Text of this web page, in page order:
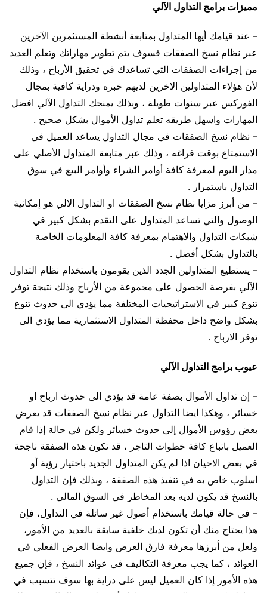
مميزات برامج التداول الآلي
– عند قيامك أيها المتداول بمتابعة أنشطة المستثمرين الآخرين
عبر نظام نسخ الصفقات فسوف يتم تطوير مهاراتك وتعلم العديد
من إجراءات الصفقات التي تساعدك في تحقيق الأرباح ، وذلك
لأن هؤلاء المتداولين الاخرين لديهم خبره ودراية كافية بمجال
الفوركس عبر سنوات طويلة ، وبذلك يمنحك التداول الآلي افضل
المهارات واسهل طريقه تعلم تداول الأموال بشكل صحيح .
– نظام نسخ الصفقات في مجال التداول يساعد العميل في
الاستمتاع بوقت فراغه ، وذلك عبر متابعة المتداول الأصلي على
مدار اليوم لمعرفة كافة أوامر الشراء وأوامر البيع في سوق
التداول باستمرار .
– من أبرز مزايا نظام نسخ الصفقات او التداول الالي هو إمكانية
الوصول والتي تساعد المتداول على التقدم بشكل كبير في
شبكات التداول والاهتمام بمعرفة كافة المعلومات الخاصة
بالتداول بشكل أفضل .
– يستطيع المتداولين الجدد الذين يقومون باستخدام نظام التداول
الآلي بفرصة الحصول على مجموعة من الأرباح وذلك نتيجة توفر
تنوع كبير في الاستراتيجيات المختلفة مما يؤدي الى حدوث تنوع
بشكل واضح داخل محفظة المتداول الاستثمارية مما يؤدي الى
توفر الارباح .
عيوب برامج التداول الآلي
– إن تداول الأموال بصفة عامة قد يؤدي الى حدوث ارباح او
خسائر ، وهكذا ايضا التداول عبر نظام نسخ الصفقات قد يعرض
بعض رؤوس الأموال إلى حدوث خسائر ولكن في حالة إذا قام
العميل باتباع كافة خطوات التاجر ، قد تكون هذه الصفقة ناجحة
في بعض الاحيان اذا لم يكن المتداول الجديد باختيار رؤية أو
اسلوب خاص به في تنفيذ هذه الصفقة ، وبذلك فإن التداول
بالنسخ قد يكون لديه بعد المخاطر في السوق المالي .
– في حالة قيامك باستخدام أصول غير سائلة في التداول، فإن
هذا يحتاج منك أن تكون لديك خلفية سابقة بالعديد من الأمور،
ولعل من أبرزها معرفة فارق العرض وايضا العرض الفعلي في
العوائد ، كما يجب معرفة التكاليف في عوائد النسخ ، فإن جميع
هذه الأمور إذا كان العميل ليس على دراية بها سوف تتسبب في